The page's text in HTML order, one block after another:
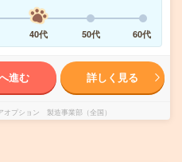
40代 50代 60代
進む 詳しく見る
オプション 製造事業部（全国）